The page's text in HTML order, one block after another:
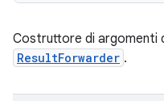
Costruttore di argomenti
ResultForwarder .